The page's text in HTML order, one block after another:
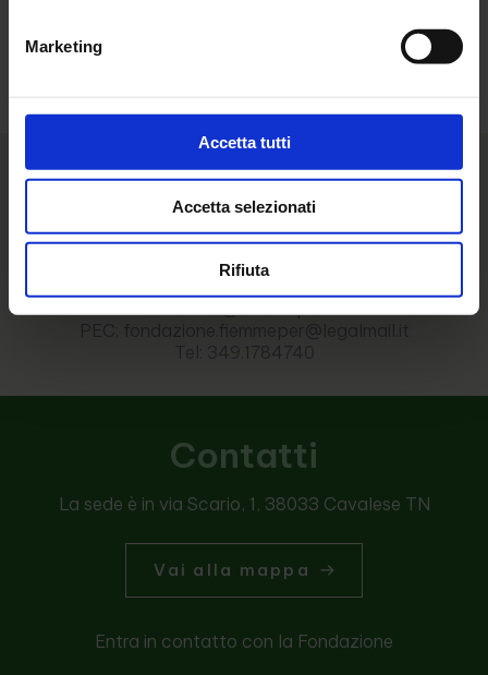
Marketing
Accetta tutti
Accetta selezionati
Rifiuta
Fondazione FiemmePer ETS
Mail: info@fiemmeper.it
Tel: 349.1784740
Contatti
La sede è in via Scario, 1, 38033 Cavalese TN
Vai alla mappa
Entra in contatto con la Fondazione